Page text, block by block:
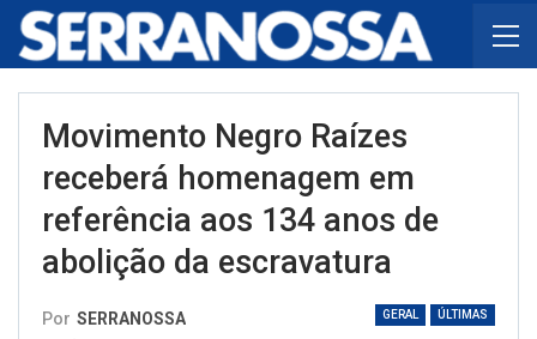
Movimento Negro Raízes
receberá homenagem em
referência aos 134 anos de
abolição da escravatura
GERAL ÚLTIMAS
Por SERRANOSSA